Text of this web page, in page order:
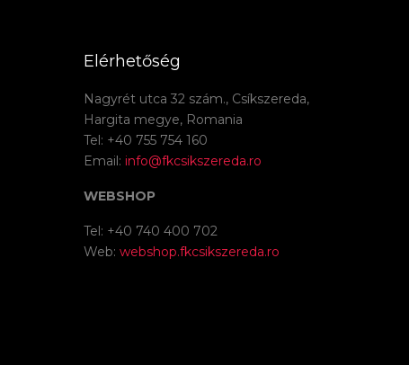
Elérhetőség
Nagyrét utca 32 szám., Csíkszereda,
Hargita megye, Romania
Tel: +40 755 754 160
Email: info@fkcsikszereda.ro
WEBSHOP
Tel: +40 740 400 702
Web: webshop.fkcsikszereda.ro